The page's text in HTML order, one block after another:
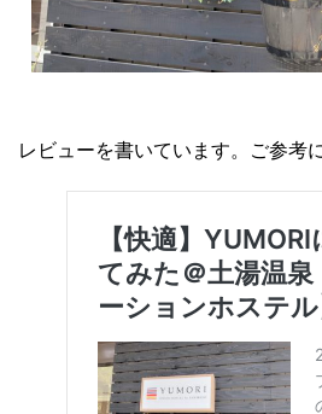
レビューを書いています。ご参考